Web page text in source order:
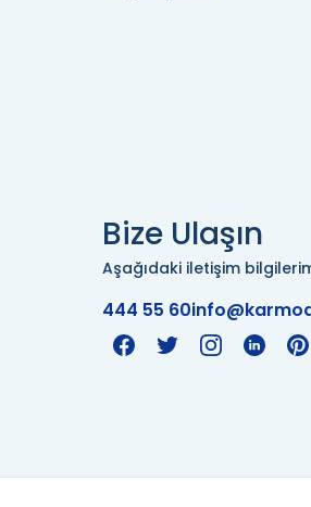
Bize Ulaşın
Aşağıdaki iletişim
444 55 60